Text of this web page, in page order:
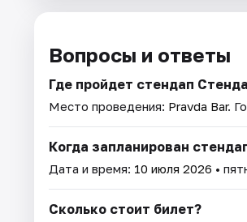
Вопросы и ответы
Где пройдет стендап
Место проведения: Pravda Bar.
Когда запланирован
Дата и время: 10 июля 2026 •
Сколько стоит билет?